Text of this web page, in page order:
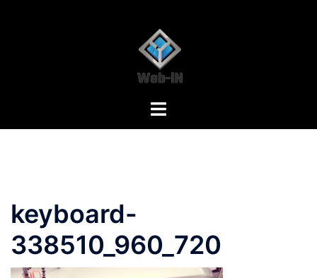
keyboard-
338510_960_720